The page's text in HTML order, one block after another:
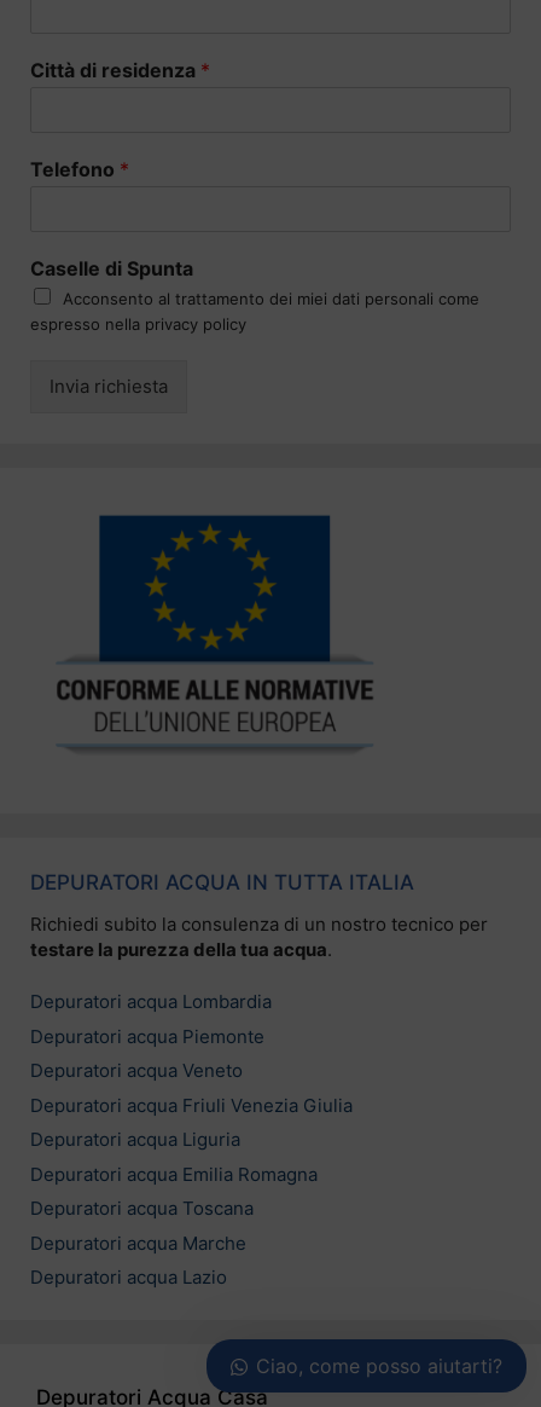
Città di residenza *
Telefono *
Caselle di Spunta
Acconsento al trattamento dei miei dati personali come
espresso nella privacy policy
Invia richiesta
DEPURATORI ACQUA IN TUTTA ITALIA
Richiedi subito la consulenza di un nostro tecnico per
testare la purezza della tua acqua.
Depuratori acqua Lombardia
Depuratori acqua Piemonte
Depuratori acqua Veneto
Depuratori acqua Friuli Venezia Giulia
Depuratori acqua Liguria
Depuratori acqua Emilia Romagna
Depuratori acqua Toscana
Depuratori acqua Marche
Depuratori acqua Lazio
Depuratori Acqua Casa
Ciao, come posso aiutarti?